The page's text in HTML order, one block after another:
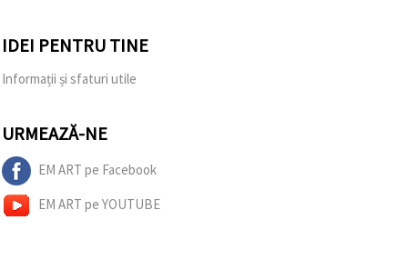
IDEI PENTRU TINE
Informații și sfaturi utile
URMEAZĂ-NE
EM ART pe Facebook
EM ART pe YOUTUBE